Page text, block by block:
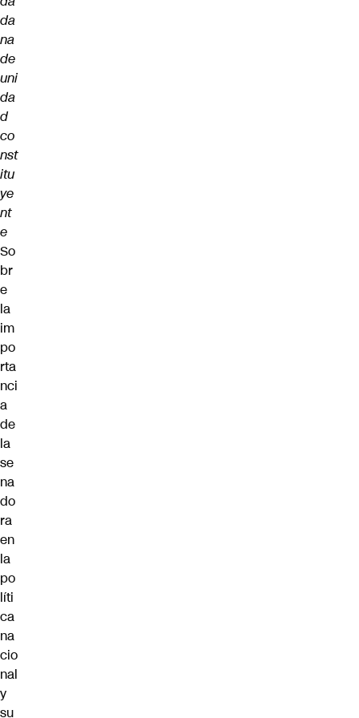
da
na
de
uni
da
d
co
nst
itu
ye
nt
e
So
br
e
la
im
po
rta
nci
a
de
la
se
na
do
ra
en
la
po
líti
ca
na
cio
nal
y
su